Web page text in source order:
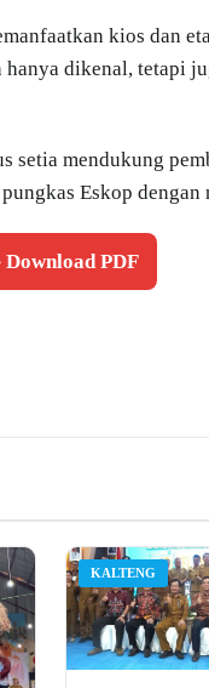
kios dan
dikenal, tetapi
mendukung
Eskop dengan
Download PDF
KALTENG